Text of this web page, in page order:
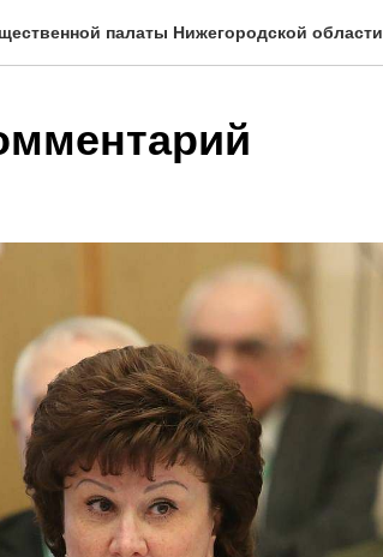
палаты Нижегородской области